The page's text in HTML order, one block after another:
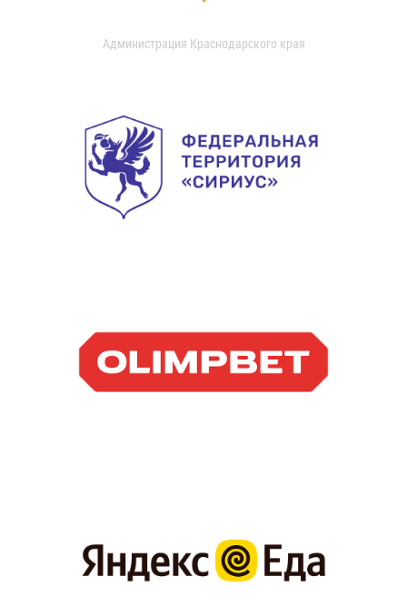
Администрация Краснодарского края